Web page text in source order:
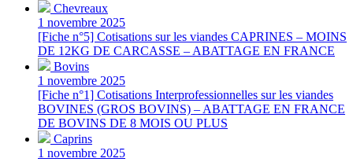
Chevreaux
1 novembre 2025
[Fiche n°5] Cotisations sur les viandes CAPRINES – MOINS
DE 12KG DE CARCASSE – ABATTAGE EN FRANCE
Bovins
1 novembre 2025
[Fiche n°1] Cotisations Interprofessionnelles sur les viandes
BOVINES (GROS BOVINS) – ABATTAGE EN FRANCE
DE BOVINS DE 8 MOIS OU PLUS
Caprins
1 novembre 2025